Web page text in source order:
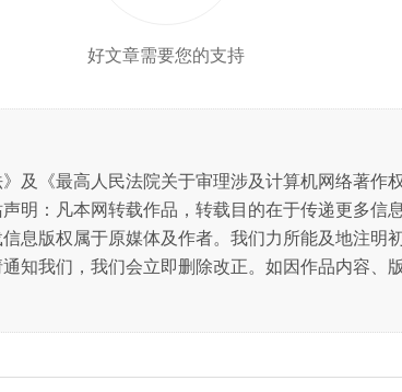
好文章需要您的支持
及《最高人民法院关于审理涉及计算机网络著作
明：凡本网转载作品，转载目的在于传递更多信
息版权属于原媒体及作者。我们力所能及地注明
知我们，我们会立即删除改正。如因作品内容、